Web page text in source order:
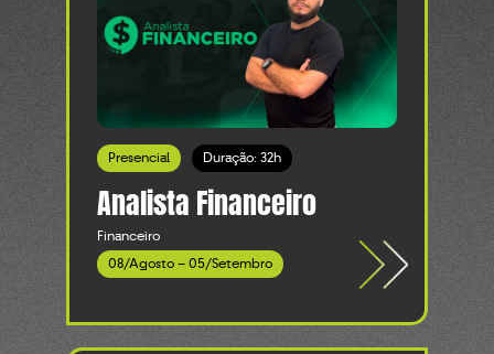
Presencial Duração: 32h
Analista Financeiro
Financeiro
08/Agosto – 05/Setembro